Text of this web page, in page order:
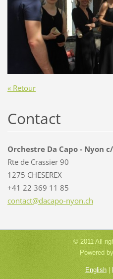
« Retour
Contact
Orchestre Da Capo - Nyon
Rte de Crassier 90
1275 CHESEREX
+41 22 369 11 85
contact@dacapo-nyon.ch
© 2011 All
Powered by
English|